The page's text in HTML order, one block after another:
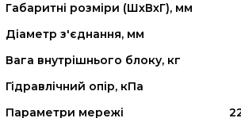
Габаритні розміри (ШхВхГ), мм
Діаметр з'єднання, мм
Вага внутрішнього блоку, кг
Гідравлічний опір, кПа
Параметри мережі